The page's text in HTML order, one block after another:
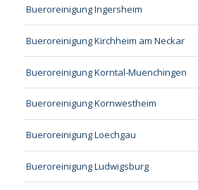
Bueroreinigung Ingersheim
Bueroreinigung Kirchheim am Neckar
Bueroreinigung Korntal-Muenchingen
Bueroreinigung Kornwestheim
Bueroreinigung Loechgau
Bueroreinigung Ludwigsburg